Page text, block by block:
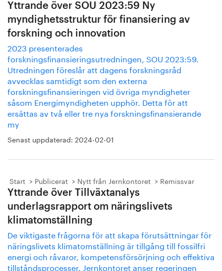
Yttrande över SOU 2023:59 Ny
myndighetsstruktur för finansiering av
forskning och innovation
2023 presenterades
forskningsfinansieringsutredningen, SOU 2023:59.
Utredningen föreslår att dagens forskningsråd
avvecklas samtidigt som den externa
forskningsfinansieringen vid övriga myndigheter
såsom Energimyndigheten upphör. Detta för att
ersättas av två eller tre nya forskningsfinansierande
my
Senast uppdaterad: 2024-02-01
Start Publicerat Nytt från Jernkontoret Remissvar
Yttrande över Tillväxtanalys
underlagsrapport om näringslivets
klimatomställning
De viktigaste frågorna för att skapa förutsättningar för
näringslivets klimatomställning är tillgång till fossilfri
energi och råvaror, kompetensförsörjning och effektiva
tillståndsprocesser. Jernkontoret anser regeringen